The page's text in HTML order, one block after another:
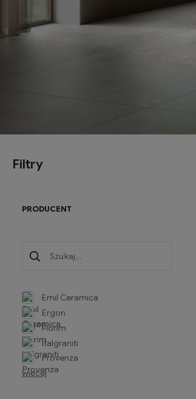
Filtry
PRODUCENT
Emil Ceramica
Ergon
Florim
Italgraniti
Provenza
więcej